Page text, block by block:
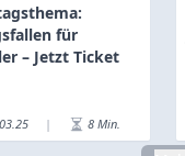
für
– Jetzt Ticket
| 8 Min.